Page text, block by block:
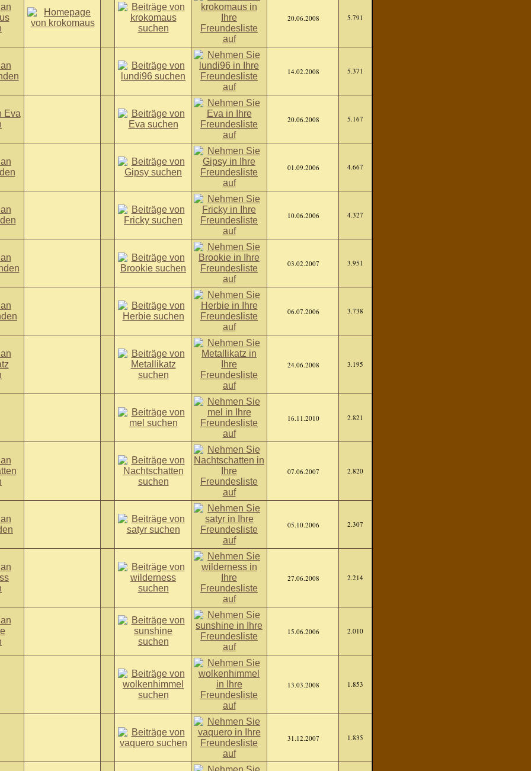
20.06.2008 5.791
14.02.2008 5.371
20.06.2008 5.167
01.09.2006 4.667
10.06.2006 4.327
03.02.2007 3.951
06.07.2006 3.738
24.06.2008 3.195
16.11.2010 2.821
07.06.2007 2.820
05.10.2006 2.307
27.06.2008 2.214
15.06.2006 2.010
13.03.2008 1.853
31.12.2007 1.835